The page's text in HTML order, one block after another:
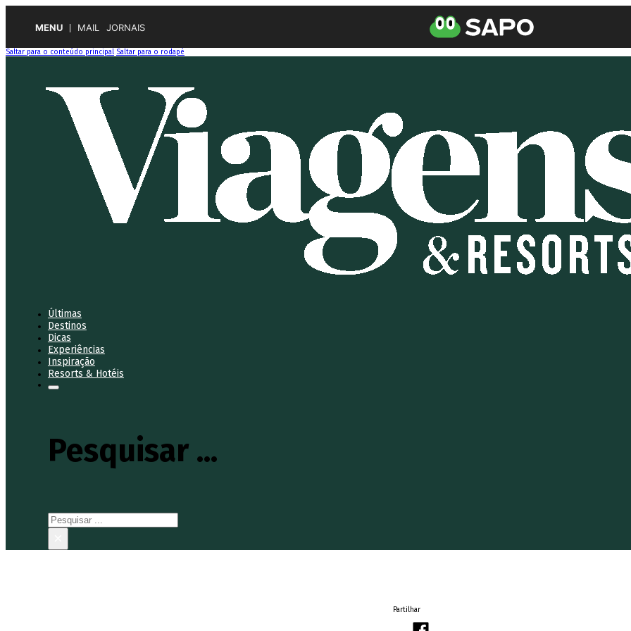
MENU MAIL JORNAIS
Saltar para o conteúdo principal Saltar para o rodapé
Últimas
Destinos
Dicas
Experiências
Inspiração
Resorts & Hotéis
Pesquisar ...
Pesquisar
Partilhar